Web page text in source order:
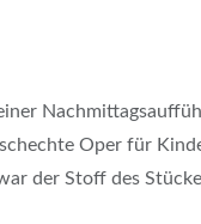
Oper für
der Stoff des